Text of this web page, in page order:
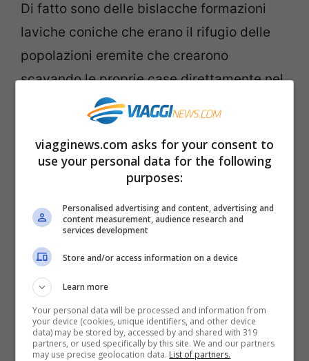
Di fatto sono delle bislacche formazioni
laviche coniche che erano il rifugio delle
popolazioni eremite che crearono
scavando le proprie case direttamente nel
tufo. Si possono vedere i fori nelle rocce
che erano vere e proprie dimore.
Alla scoperta dei Camini delle fate: il luogo incantato della
Turchia. Credits A. Stock
viagginews.com asks for your consent to
use your personal data for the following
purposes:
Personalised advertising and content, advertising and
content measurement, audience research and
services development
Store and/or access information on a device
Learn more
Your personal data will be processed and information from
your device (cookies, unique identifiers, and other device
data) may be stored by, accessed by and shared with 319
partners, or used specifically by this site. We and our partners
may use precise geolocation data. List of partners.